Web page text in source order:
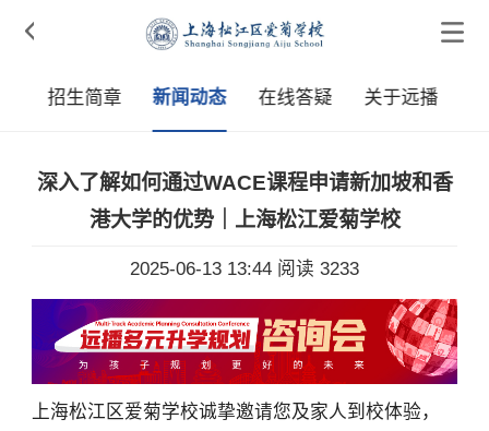

招生简章 新闻动态 在线答疑 关于远播
深入了解如何通过WACE课程申请新加坡和香
港大学的优势｜上海松江爱菊学校
2025-06-13 13:44 阅读 3233
上海松江区爱菊学校诚挚邀请您及家人到校体验，